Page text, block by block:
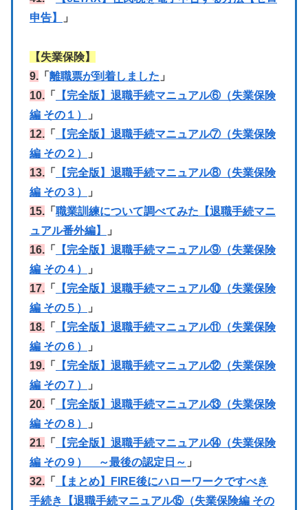
申告】
」
【失業保険】
9. 「 離職票が到着しました 」
10. 「
【完全版】退職手続マニュアル⑥（失業保険
編 その１）
」
12. 「
【完全版】退職手続マニュアル⑦（失業保険
編 その２）
」
13. 「
【完全版】退職手続マニュアル⑧（失業保険
編 その３）
」
15. 「 職業訓練について調べてみた【退職手続マニ
ュアル番外編】
」
16. 「
【完全版】退職手続マニュアル⑨（失業保険
編 その４）
」
17. 「
【完全版】退職手続マニュアル⑩（失業保険
編 その５）
」
18. 「
【完全版】退職手続マニュアル⑪（失業保険
編 その６）
」
19. 「
【完全版】退職手続マニュアル⑫（失業保険
編 その７）
」
20. 「
【完全版】退職手続マニュアル⑬（失業保険
編 その８）
」
21. 「
【完全版】退職手続マニュアル⑭（失業保険
編 その９） ～最後の認定日～ 」
32. 「
【まとめ】FIRE後にハローワークですべき
手続き【退職手続マニュアル⑮（失業保険編 その